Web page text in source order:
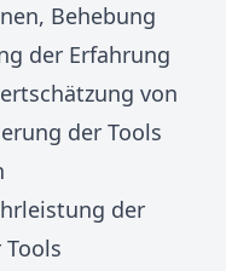
Behebung
der Erfahrung
von
der Tools
der